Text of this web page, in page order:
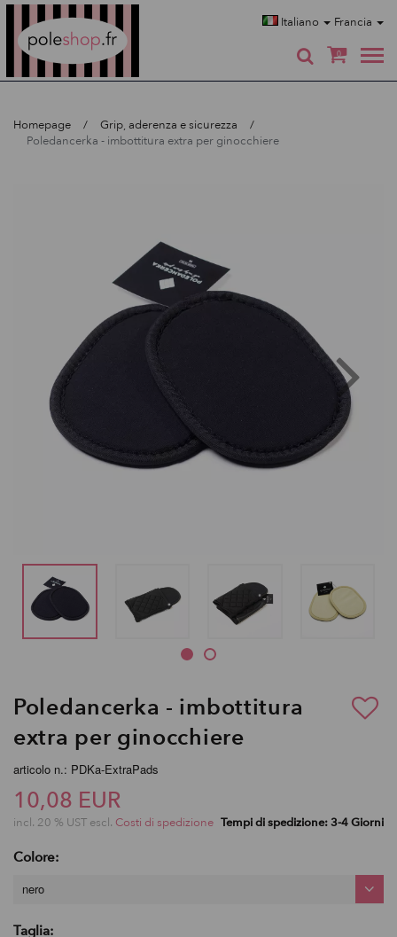
Italiano Francia
0
Homepage
Grip, aderenza e sicurezza
Poledancerka - imbottitura extra per ginocchiere
Poledancerka - imbottitura
extra per ginocchiere
articolo n.: PDKa-ExtraPads
10,08 EUR
incl. 20 % UST escl. Costi di spedizione Tempi di spedizione: 3-4 Giorni
Colore:
nero
Taglia: